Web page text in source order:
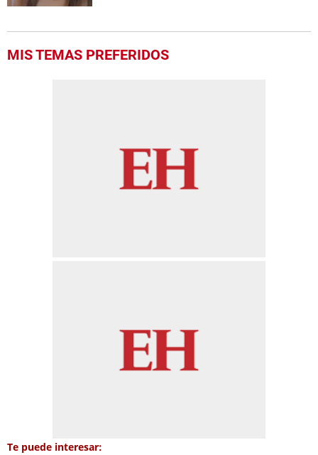
MIS TEMAS PREFERIDOS
Te puede interesar: